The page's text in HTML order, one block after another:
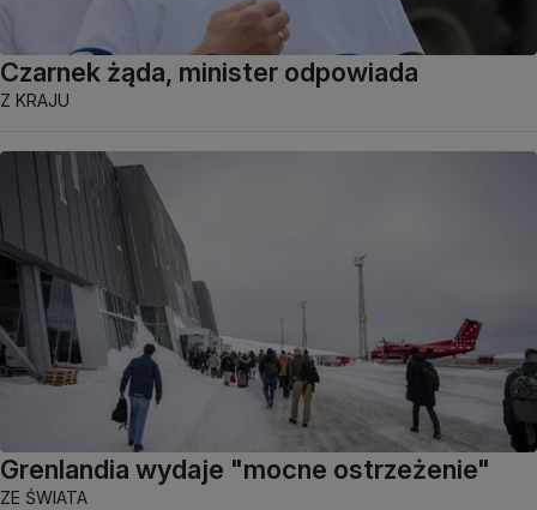
Czarnek żąda, minister odpowiada
Z KRAJU
Grenlandia wydaje "mocne ostrzeżenie"
ZE ŚWIATA